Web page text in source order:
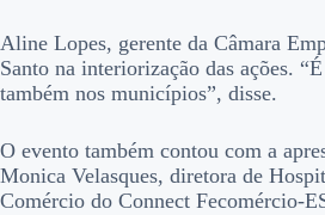
Aline Lopes, gerente da Câmara
Santo na interiorização das ações.
também nos municípios”, disse.
O evento também contou com a
Monica Velasques, diretora de
Comércio do Connect Fecomércio-